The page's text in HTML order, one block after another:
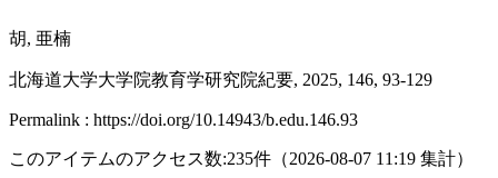
胡, 亜楠
北海道大学大学院教育学研究院紀要, 2025, 146, 93-129
Permalink : https://doi.org/10.14943/b.edu.146.93
このアイテムのアクセス数:235件 （2026-08-07 11:19 集計）